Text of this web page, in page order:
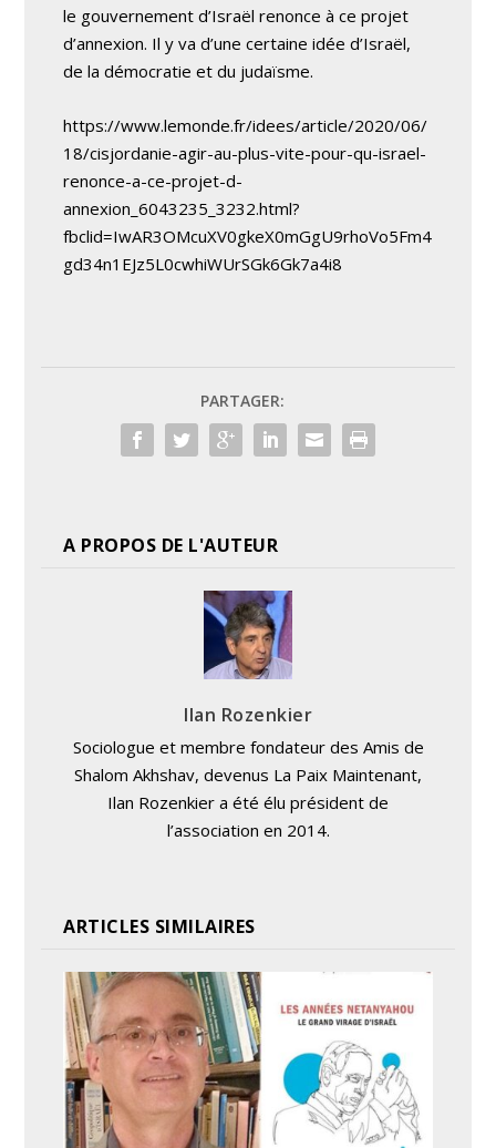
le gouvernement d’Israël renonce à ce projet
d’annexion. Il y va d’une certaine idée d’Israël,
de la démocratie et du judaïsme.
https://www.lemonde.fr/idees/article/2020/06/
18/cisjordanie-agir-au-plus-vite-pour-qu-israel-
renonce-a-ce-projet-d-
annexion_6043235_3232.html?
fbclid=IwAR3OMcuXV0gkeX0mGgU9rhoVo5Fm4
gd34n1EJz5L0cwhiWUrSGk6Gk7a4i8
PARTAGER:
A PROPOS DE L'AUTEUR
Ilan Rozenkier
Sociologue et membre fondateur des Amis de
Shalom Akhshav, devenus La Paix Maintenant,
Ilan Rozenkier a été élu président de
l’association en 2014.
ARTICLES SIMILAIRES